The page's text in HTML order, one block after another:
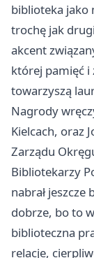
biblioteka jako
trochę jak
akcent
której pamięć i
towarzyszą
Nagrody
Kielcach, oraz
Zarządu
Bibliotekarzy
nabrał
dobrze, bo to
biblioteczna
relacje,